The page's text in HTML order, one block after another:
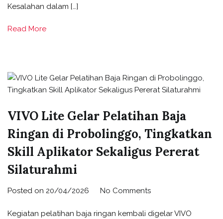
Kesalahan dalam […]
Read More
VIVO Lite Gelar Pelatihan Baja
Ringan di Probolinggo, Tingkatkan
Skill Aplikator Sekaligus Pererat
Silaturahmi
Posted on 20/04/2026 No Comments
Kegiatan pelatihan baja ringan kembali digelar VIVO